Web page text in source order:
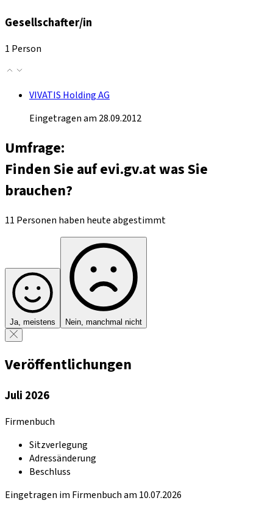
Gesellschafter/in
1 Person
VIVATIS Holding AG
Eingetragen am 28.09.2012
Umfrage:
Finden Sie auf evi.gv.at was Sie
brauchen?
11 Personen haben heute abgestimmt
Ja, meistens Nein, manchmal nicht
Veröffentlichungen
Juli 2026
Firmenbuch
Sitzverlegung
Adressänderung
Beschluss
Eingetragen im Firmenbuch am 10.07.2026